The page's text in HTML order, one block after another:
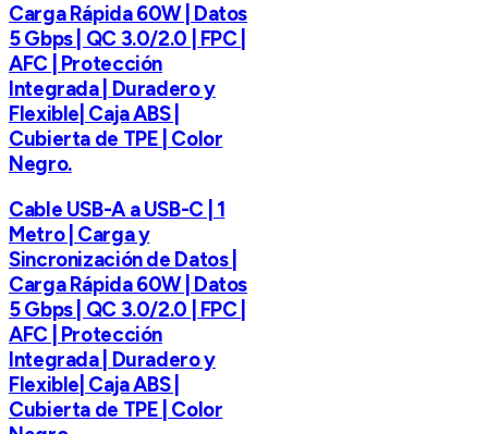
Carga Rápida 60W | Datos
5 Gbps | QC 3.0/2.0 | FPC |
AFC | Protección
Integrada | Duradero y
Flexible| Caja ABS |
Cubierta de TPE | Color
Negro.
Cable USB-A a USB-C | 1
Metro | Carga y
Sincronización de Datos |
Carga Rápida 60W | Datos
5 Gbps | QC 3.0/2.0 | FPC |
AFC | Protección
Integrada | Duradero y
Flexible| Caja ABS |
Cubierta de TPE | Color